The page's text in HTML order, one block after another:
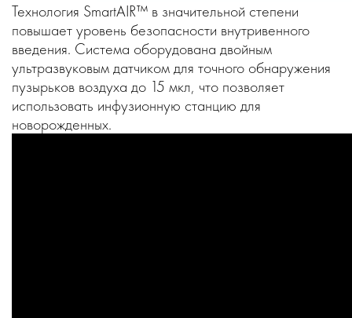
Технология SmartAIR™ в значительной степени
повышает уровень безопасности внутривенного
введения. Система оборудована двойным
ультразвуковым датчиком для точного обнаружения
пузырьков воздуха до 15 мкл, что позволяет
использовать инфузионную станцию для
новорожденных.